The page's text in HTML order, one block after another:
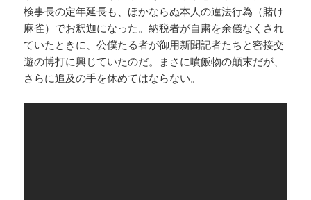
検事長の定年延長も、ほかならぬ本人の違法行為（賭け
麻雀）でお釈迦になった。納税者が自粛を余儀なくされ
ていたときに、公僕たる者が御用新聞記者たちと密接交
遊の博打に興じていたのだ。まさに噴飯物の顛末だが、
さらに追及の手を休めてはならない。